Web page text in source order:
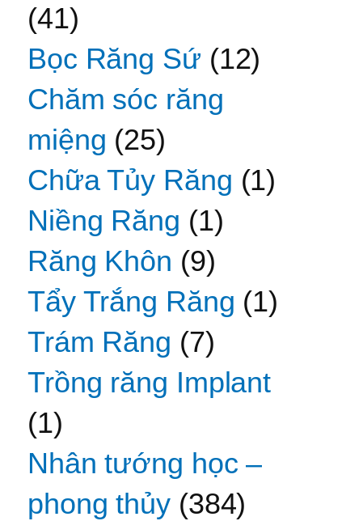
(41)
Bọc Răng Sứ (12)
Chăm sóc răng
miệng (25)
Chữa Tủy Răng (1)
Niềng Răng (1)
Răng Khôn (9)
Tẩy Trắng Răng (1)
Trám Răng (7)
Trồng răng Implant
(1)
Nhân tướng học –
phong thủy(384)